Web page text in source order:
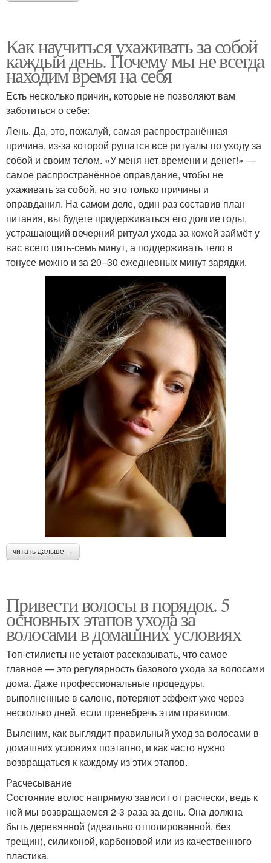
Как научиться ухаживать за собой
каждый день. Почему мы не всегда
находим время на себя
Есть несколько причин, которые не позволяют вам
заботиться о себе:
Лень. Да, это, пожалуй, самая распространённая
причина, из-за которой рушатся все ритуалы по уходу за
собой и своим телом. «У меня нет времени и денег!» —
самое распространённое оправдание, чтобы не
ухаживать за собой, но это только причины и
оправдания. На самом деле, один раз составив план
питания, вы будете придерживаться его долгие годы,
устрашающий вечерний ритуал ухода за кожей займёт у
вас всего пять-семь минут, а поддерживать тело в
тонусе можно и за 20–30 ежедневных минут зарядки.
читать дальше →
Привести волосы в порядок. 5
основных этапов ухода за
волосами в домашних условиях
Топ-стилисты не устают рассказывать, что самое
главное — это регулярность базового ухода за волосами
дома. Даже профессиональные процедуры,
выполненные в салоне, потеряют эффект уже через
несколько дней, если пренебречь этим правилом.
Выясним, как выглядит правильный уход за волосами в
домашних условиях поэтапно, и как часто нужно
возвращаться к каждому из этих этапов.
Расчесывание
Состояние волос напрямую зависит от расчески, ведь к
ней мы возвращаемся 2-3 раза за день. Она должна
быть деревянной (идеально отполированной, без
трещин), силиконой, карбоновой или из качественного
пластика.